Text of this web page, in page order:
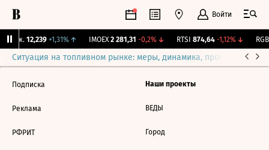
Войти
Бирж. 12,239 +1,31%↑ IMOEX 2 281,31 -0,2%↓ RTSI 874,64 -1,12%↓ RGBI
Ситуация на топливном рынке: меры, динамика, прогнозы
Подписка
Реклама
РФРИТ
Наши проекты
ВЕДЫ
Город